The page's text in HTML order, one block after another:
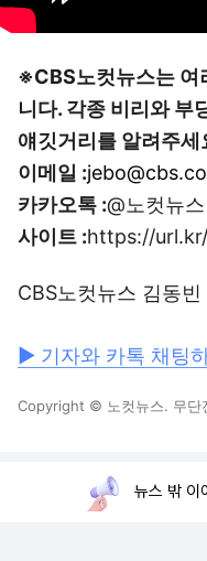
※CBS노컷뉴스는 여
니다. 각종 비리와 부
얘깃거리를 알려주세
이메일 :
카카오톡 :@노컷뉴스
사이트 :https://
CBS노컷뉴스 김동
▶ 기자와 카톡 채팅
Copyright © 노컷뉴스. 무단
뉴스 밖 이